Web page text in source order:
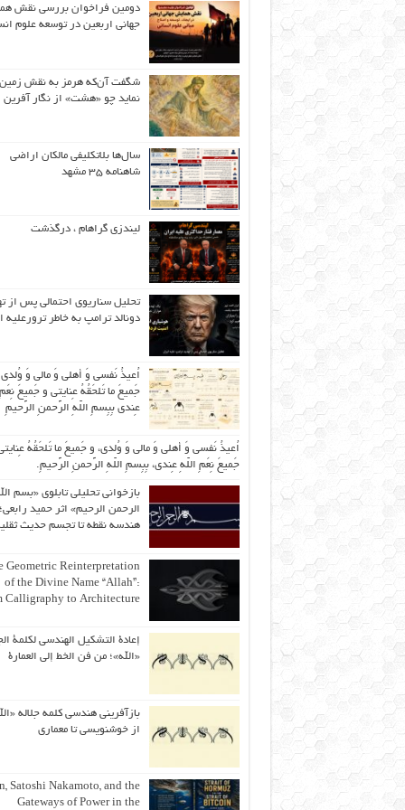
دومین فراخوان بررسی نقش
جهانی اربعین در توسعه علوم
شگفت آن‌که هرمز به نقش زمین
نماید چو «هشت» از نگار آفرین
سال‌ها بلاتکلیفی مالکان اراضی
شاهنامه ۳۵ مشهد
لیندزی گراهام ، درگذشت
تحلیل سناریوی احتمالی پس از
دونالد ترامپ به خاطر ترورعلیه
اُعیذُ نَفسی وَ أهلی وَ مالی وَ
جَمیعَ ما تَلحَقُهُ عِنایتی و جَمیعَ نِعَمِ
عِندی بِبِسمِ اللّهِ الرَّحمنِ الرَّحیمِ
اُعیذُ نَفسی وَ أهلی وَ مالی وَ وُلدی، و جَمیعَ ما تَلحَقُهُ
جَمیعَ نِعَمِ اللّهِ عِندی، بِبِسمِ اللّهِ الرَّحمنِ الرَّحیمِ.
بازخوانی تحلیلی تابلوی «بسم
الرحمن الرحیم» اثر حمید رابعی؛
هندسه نقطه تا تجسم حدیث
Geometric Reinterpretation
of the Divine Name “Allah”:
Calligraphy to Architecture
إعادة التشكيل الهندسي لكلمة
«الله»؛ من فن الخط إلى العمارة
بازآفرینی هندسی کلمه جلاله
از خوشنویسی تا معماری
Satoshi Nakamoto, and the
Gateways of Power in the